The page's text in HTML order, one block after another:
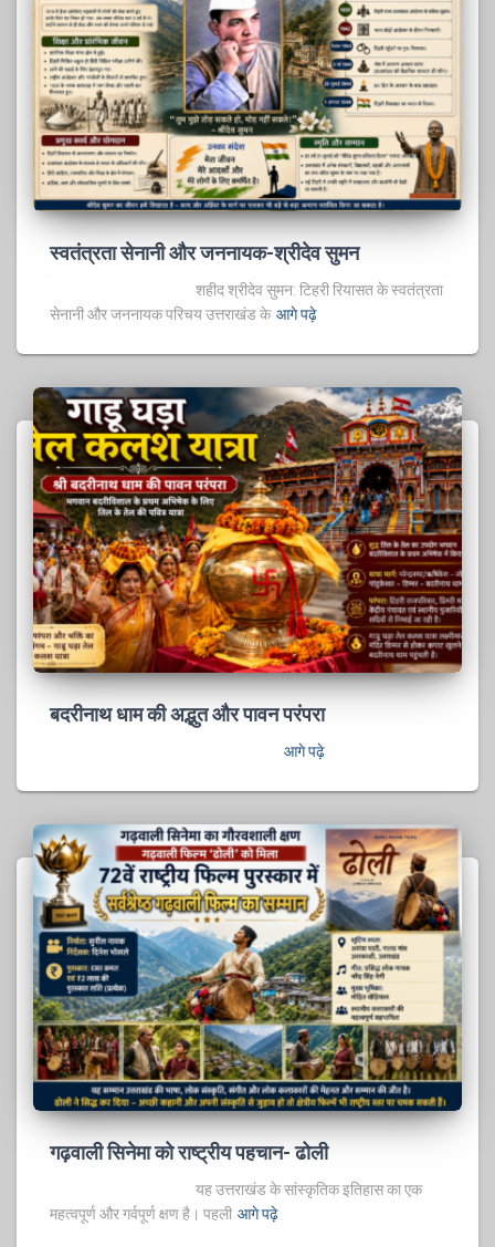
स्वतंत्रता सेनानी और जननायक-श्रीदेव सुमन
शहीद श्रीदेव सुमन: टिहरी रियासत के स्वतंत्रता
सेनानी और जननायक परिचय उत्तराखंड के आगे पढ़े
बदरीनाथ धाम की अद्भुत और पावन परंपरा
आगे पढ़े
गढ़वाली सिनेमा को राष्ट्रीय पहचान- ढोली
यह उत्तराखंड के सांस्कृतिक इतिहास का एक
महत्वपूर्ण और गर्वपूर्ण क्षण है। पहली आगे पढ़े